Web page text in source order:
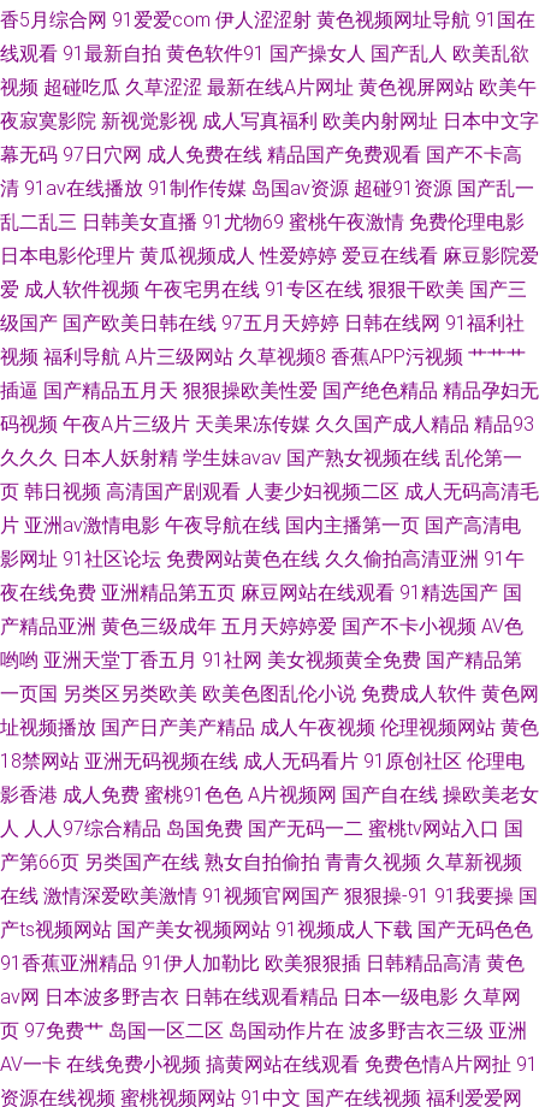
美a片综合网 99热碰碰热精品 五月香av 国产白丝久久 91超碰porn 免费版91
韩日韩AV 大香蕉大香蕉蜜 91poy九色视频 久久亚洲熟妇中文字幕 日本www
青青草 久久网中文一区 成人AV首付 51大神酒店开房探花 另类av日韩无码 大
香蕉伊在线观看 91tv在线观看
香5月综合网 91爱爱com 伊人涩涩射 黄色视频网址导航 91国在
线观看 91最新自拍 黄色软件91 国产操女人 国产乱人 欧美乱欲
视频 超碰吃瓜 久草涩涩 最新在线A片网址 黄色视屏网站 欧美午
夜寂寞影院 新视觉影视 成人写真福利 欧美内射网址 日本中文字
幕无码 97日穴网 成人免费在线 精品国产免费观看 国产不卡高
清 91av在线播放 91制作传媒 岛国av资源 超碰91资源 国产乱一
乱二乱三 日韩美女直播 91尤物69 蜜桃午夜激情 免费伦理电影
日本电影伦理片 黄瓜视频成人 性爱婷婷 爱豆在线看 麻豆影院爱
爱 成人软件视频 午夜宅男在线 91专区在线 狠狠干欧美 国产三
级国产 国产欧美日韩在线 97五月天婷婷 日韩在线网 91福利社
视频 福利导航 A片三级网站 久草视频8 香蕉APP污视频 艹艹艹
插逼 国产精品五月天 狠狠操欧美性爱 国产绝色精品 精品孕妇无
码视频 午夜A片三级片 天美果冻传媒 久久国产成人精品 精品93
久久久 日本人妖射精 学生妹avav 国产熟女视频在线 乱伦第一
页 韩日视频 高清国产剧观看 人妻少妇视频二区 成人无码高清毛
片 亚洲av激情电影 午夜导航在线 国内主播第一页 国产高清电
影网址 91社区论坛 免费网站黄色在线 久久偷拍高清亚洲 91午
夜在线免费 亚洲精品第五页 麻豆网站在线观看 91精选国产 国
产精品亚洲 黄色三级成年 五月天婷婷爱 国产不卡小视频 AV色
哟哟 亚洲天堂丁香五月 91社网 美女视频黄全免费 国产精品第
一页国 另类区另类欧美 欧美色图乱伦小说 免费成人软件 黄色网
址视频播放 国产日产美产精品 成人午夜视频 伦理视频网站 黄色
18禁网站 亚洲无码视频在线 成人无码看片 91原创社区 伦理电
影香港 成人免费 蜜桃91色色 A片视频网 国产自在线 操欧美老女
人 人人97综合精品 岛国免费 国产无码一二 蜜桃tv网站入口 国
产第66页 另类国产在线 熟女自拍偷拍 青青久视频 久草新视频
在线 激情深爱欧美激情 91视频官网国产 狠狠操-91 91我要操 国
产ts视频网站 国产美女视频网站 91视频成人下载 国产无码色色
91香蕉亚洲精品 91伊人加勒比 欧美狠狠插 日韩精品高清 黄色
av网 日本波多野吉衣 日韩在线观看精品 日本一级电影 久草网
页 97免费艹 岛国一区二区 岛国动作片在 波多野吉衣三级 亚洲
AV一卡 在线免费小视频 搞黄网站在线观看 免费色情A片网扯 91
资源在线视频 蜜桃视频网站 91中文 国产在线视频 福利爱爱网